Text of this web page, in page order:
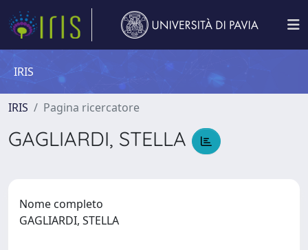
IRIS
IRIS Pagina ricercatore
GAGLIARDI, STELLA
Nome completo
GAGLIARDI, STELLA